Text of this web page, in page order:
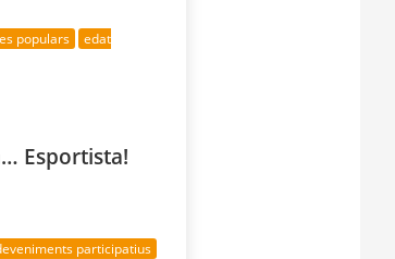
populars
edat
Esportista!
participatius